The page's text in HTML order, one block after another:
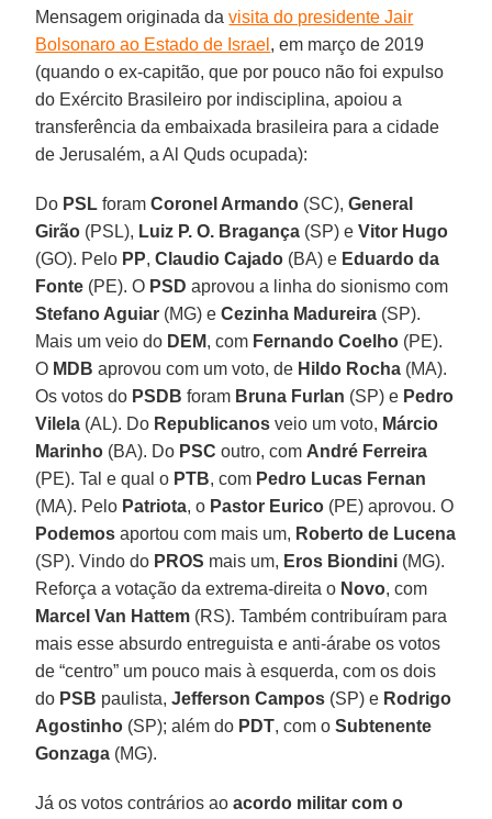
Mensagem originada davisita do presidente Jair
Bolsonaro ao Estado de Israel , em março de 2019
(quando o ex-capitão, que por pouco não foi expulso
do Exército Brasileiro por indisciplina, apoiou a
transferência da embaixada brasileira para a cidade
de Jerusalém, a Al Quds ocupada):
Do PSL foramCoronel Armando (SC),General
Girão (PSL), Luiz P. O. Bragança (SP) eVitor Hugo
(GO). Pelo PP,Claudio Cajado (BA) e Eduardo da
Fonte (PE). O PSD aprovou a linha do sionismo com
Stefano Aguiar (MG) eCezinha Madureira (SP).
Mais um veio do DEM, com Fernando Coelho (PE).
O MDB aprovou com um voto, de Hildo Rocha (MA).
Os votos do PSDB foram Bruna Furlan (SP) e Pedro
Vilela (AL). Do Republicanos veio um voto, Márcio
Marinho (BA). Do PSC outro, com André Ferreira
(PE). Tal e qual o PTB, com Pedro Lucas Fernan
(MA). Pelo Patriota, o Pastor Eurico (PE) aprovou. O
Podemos aportou com mais um, Roberto de Lucena
(SP). Vindo do PROS mais um, Eros Biondini (MG).
Reforça a votação da extrema-direita o Novo, com
Marcel Van Hattem (RS). Também contribuíram para
mais esse absurdo entreguista e anti-árabe os votos
de “centro” um pouco mais à esquerda, com os dois
do PSB paulista,Jefferson Campos (SP) e Rodrigo
Agostinho (SP); além do PDT, com oSubtenente
Gonzaga (MG).
Já os votos contrários aoacordo militar com o